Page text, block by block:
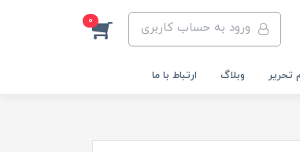
ورود به حساب کاربری 0
تحریر وبلاگ ارتباط با ما